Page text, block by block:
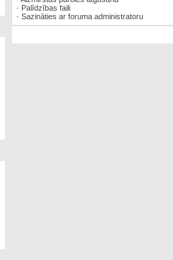
· Palīdzības faili
· Sazināties ar foruma administratoru